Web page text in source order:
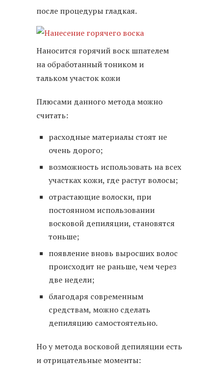
после процедуры гладкая.
Наносится горячий воск шпателем
на обработанный тоником и
тальком участок кожи
Плюсами данного метода можно
считать:
расходные материалы стоят не
очень дорого;
возможность использовать на всех
участках кожи, где растут волосы;
отрастающие волоски, при
постоянном использовании
восковой депиляции, становятся
тоньше;
появление вновь выросших волос
происходит не раньше, чем через
две недели;
благодаря современным
средствам, можно сделать
депиляцию самостоятельно.
Но у метода восковой депиляции есть
и отрицательные моменты: